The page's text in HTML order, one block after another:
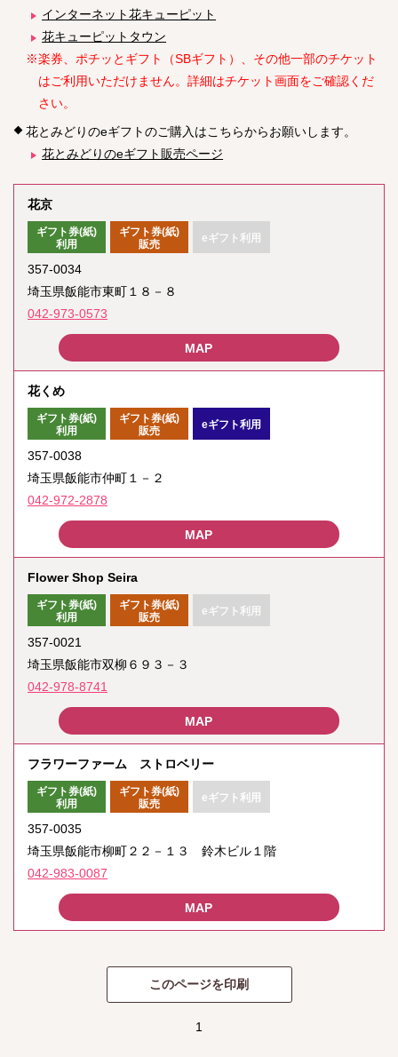
インターネット花キューピット
花キューピットタウン
※楽券、ポチッとギフト（SBギフト）、その他一部のチケット
はご利用いただけません。詳細はチケット画面をご確認くだ
さい。
花とみどりのeギフトのご購入はこちらからお願いします。
花とみどりのeギフト販売ページ
花京
ギフト券(紙)
利用
ギフト券(紙)
販売
eギフト利用
357-0034
埼玉県飯能市東町１８－８
042-973-0573
花くめ
ギフト券(紙)
利用
ギフト券(紙)
販売
eギフト利用
357-0038
埼玉県飯能市仲町１－２
042-972-2878
Flower Shop Seira
ギフト券(紙)
利用
ギフト券(紙)
販売
eギフト利用
357-0021
埼玉県飯能市双柳６９３－３
042-978-8741
フラワーファーム ストロベリー
ギフト券(紙)
利用
ギフト券(紙)
販売
eギフト利用
357-0035
埼玉県飯能市柳町２２－１３ 鈴木ビル１階
042-983-0087
1